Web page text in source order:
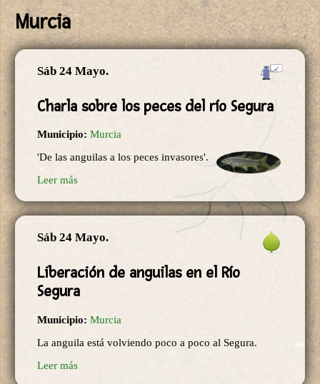
Murcia
Sáb 24 Mayo.
Charla sobre los peces del río Segura
Municipio: Murcia
'De las anguilas a los peces invasores'.
Leer más
Sáb 24 Mayo.
Liberación de anguilas en el Río
Segura
Municipio: Murcia
La anguila está volviendo poco a poco al Segura.
Leer más